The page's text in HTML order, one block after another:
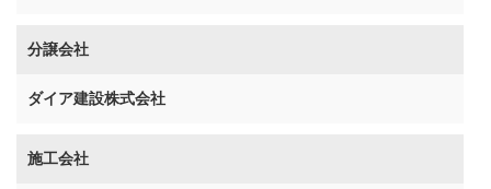
分譲会社
ダイア建設株式会社
施工会社